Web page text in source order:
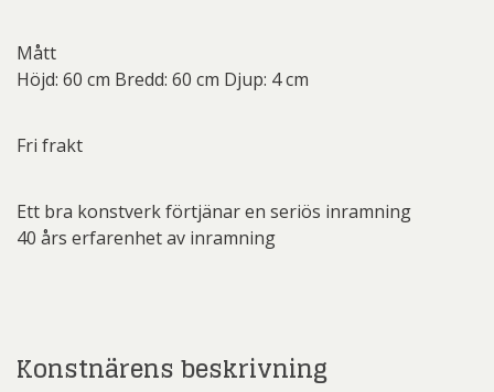
Mått
Höjd: 60 cm Bredd: 60 cm Djup: 4 cm
Fri frakt
Ett bra konstverk förtjänar en seriös inramning
40 års erfarenhet av inramning
Konstnärens beskrivning